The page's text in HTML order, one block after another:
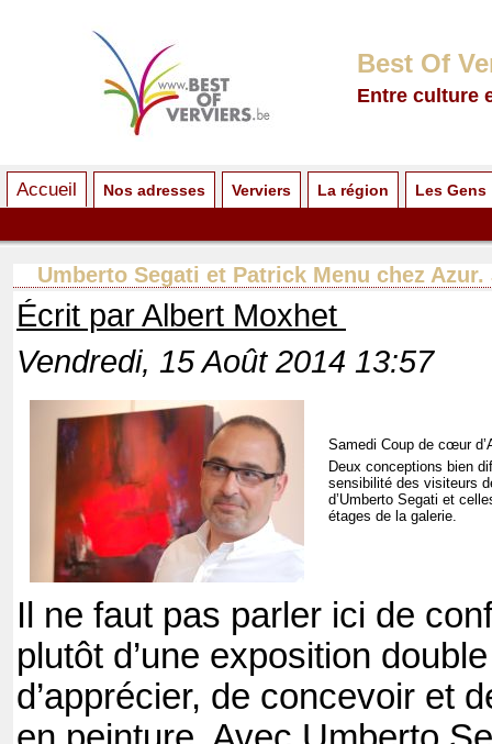
Best Of
Entre culture
Accueil Nos adresses Verviers La région Les Gens
Umberto Segati et Patrick Menu chez Azur.
Écrit par Albert Moxhet
Vendredi, 15 Août 2014 13:57
Samedi Coup de cœur
Deux conceptions bien
sensibilité des visiteurs
d’Umberto Segati et
étages de la galerie.
Il ne faut pas parler ici de
plutôt d’une exposition
d’apprécier, de concevoir et